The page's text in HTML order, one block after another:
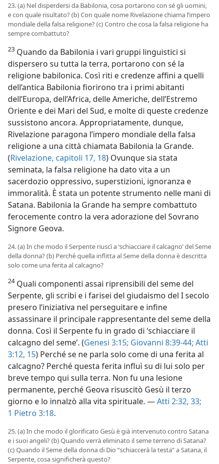
23. (a) Nel disperdersi da Babilonia, cosa portarono con sé gli uomini,
e con quale risultato? (b) Con quale nome Rivelazione chiama l’impero
mondiale della falsa religione? (c) Contro che cosa la falsa religione ha
sempre combattuto?
23 Quando da Babilonia i vari gruppi linguistici si
dispersero su tutta la terra, portarono con sé la
religione babilonica. Così riti e credenze affini a quelli
dell’antica Babilonia fiorirono tra i primi abitanti
dell’Europa, dell’Africa, delle Americhe, dell’Estremo
Oriente e dei Mari del Sud, e molte di queste credenze
sussistono ancora. Appropriatamente, dunque,
Rivelazione paragona l’impero mondiale della falsa
religione a una città chiamata Babilonia la Grande.
(Rivelazione, capitoli 17, 18) Ovunque sia stata
seminata, la falsa religione ha dato vita a un
sacerdozio oppressivo, superstizioni, ignoranza e
immoralità. È stata un potente strumento nelle mani di
Satana. Babilonia la Grande ha sempre combattuto
ferocemente contro la vera adorazione del Sovrano
Signore Geova.
24. (a) In che modo il Serpente riuscì a ‘schiacciare il calcagno’ del Seme
della donna? (b) Perché quella inflitta al Seme della donna è descritta
solo come una ferita al calcagno?
24Quali componenti assai riprensibili del seme del
Serpente, gli scribi e i farisei del giudaismo del I secolo
presero l’iniziativa nel perseguitare e infine
assassinare il principale rappresentante del seme della
donna. Così il Serpente fu in grado di ‘schiacciare il
calcagno del seme’. (Genesi 3:15; Giovanni 8:39-44; Atti
3:12, 15) Perché se ne parla solo come di una ferita al
calcagno? Perché questa ferita influì su di lui solo per
breve tempo qui sulla terra. Non fu una lesione
permanente, perché Geova risuscitò Gesù il terzo
giorno e lo innalzò alla vita spirituale. —Atti 2:32, 33;
1 Pietro 3:18.
25. (a) In che modo il glorificato Gesù è già intervenuto contro Satana
e i suoi angeli? (b) Quando verrà eliminato il seme terreno di Satana?
(c) Quando il Seme della donna di Dio “schiaccerà la testa” a Satana, il
Serpente, cosa significherà questo?